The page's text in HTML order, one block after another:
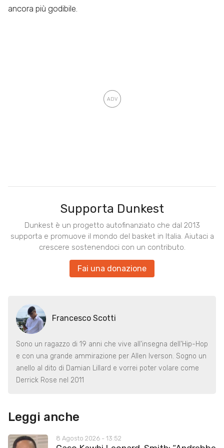
ancora più godibile.
Supporta Dunkest
Dunkest è un progetto autofinanziato che dal 2013
supporta e promuove il mondo del basket in Italia. Aiutaci a
crescere sostenendoci con un contributo.
Fai una donazione
Francesco Scotti
Sono un ragazzo di 19 anni che vive all'insegna dell'Hip-Hop
e con una grande ammirazione per Allen Iverson. Sogno un
anello al dito di Damian Lillard e vorrei poter volare come
Derrick Rose nel 2011
Leggi anche
8 Agosto 2026 - 13:52